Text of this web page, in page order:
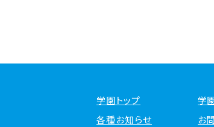
学園トップ 学
各種お知らせ
お